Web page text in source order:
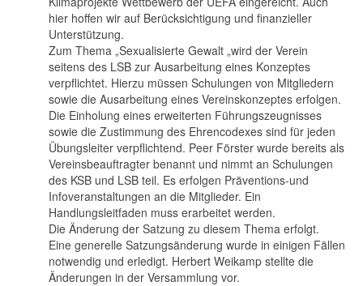
hier hoffen wir auf Berücksichtigung und finanzieller
Unterstützung.
Zum Thema „Sexualisierte Gewalt „wird der Verein
seitens des LSB zur Ausarbeitung eines Konzeptes
verpflichtet. Hierzu müssen Schulungen von Mitgliedern
sowie die Ausarbeitung eines Vereinskonzeptes erfolgen.
Die Einholung eines erweiterten Führungszeugnisses
sowie die Zustimmung des Ehrencodexes sind für jeden
Übungsleiter verpflichtend. Peer Förster wurde bereits als
Vereinsbeauftragter benannt und nimmt an Schulungen
des KSB und LSB teil. Es erfolgen Präventions-und
Infoveranstaltungen an die Mitglieder. Ein
Handlungsleitfaden muss erarbeitet werden.
Die Änderung der Satzung zu diesem Thema erfolgt.
Eine generelle Satzungsänderung wurde in einigen Fällen
notwendig und erledigt. Herbert Weikamp stellte die
Änderungen in der Versammlung vor.